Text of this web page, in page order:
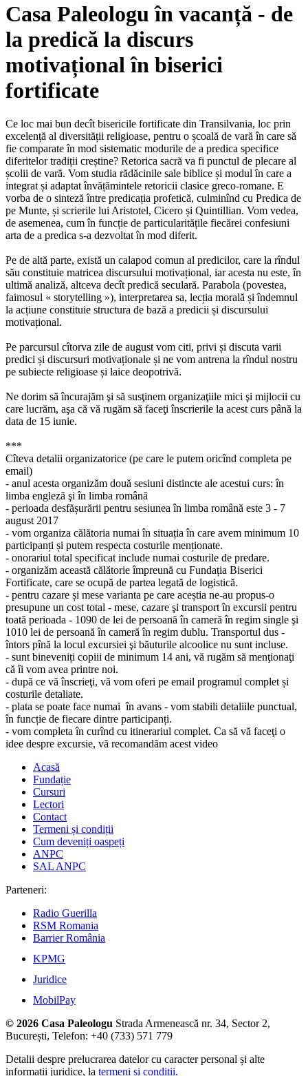
Casa Paleologu în vacanță - de
la predică la discurs
motivațional în biserici
fortificate
Ce loc mai bun decît bisericile fortificate din Transilvania, loc prin
excelență al diversității religioase, pentru o școală de vară în care să
fie comparate în mod sistematic modurile de a predica specifice
diferitelor tradiții creștine? Retorica sacră va fi punctul de plecare al
școlii de vară. Vom studia rădăcinile sale biblice și modul în care a
integrat și adaptat învățămintele retoricii clasice greco-romane. E
vorba de o sinteză între predicația profetică, culminînd cu Predica de
pe Munte, și scrierile lui Aristotel, Cicero și Quintillian. Vom vedea,
de asemenea, cum în funcție de particularitățile fiecărei confesiuni
arta de a predica s-a dezvoltat în mod diferit.
Pe de altă parte, există un calapod comun al predicilor, care la rîndul
său constituie matricea discursului motivațional, iar acesta nu este, în
ultimă analiză, altceva decît predică seculară. Parabola (povestea,
faimosul « storytelling »), interpretarea sa, lecția morală și îndemnul
la acțiune constituie structura de bază a predicii și discursului
motivațional.
Pe parcursul cîtorva zile de august vom citi, privi și discuta varii
predici și discursuri motivaționale și ne vom antrena la rîndul nostru
pe subiecte religioase și laice deopotrivă.
Ne dorim să încurajăm şi să susţinem organizaţiile mici şi mijlocii cu
care lucrăm, aşa că vă rugăm să faceţi înscrierile la acest curs până la
data de 15 iunie.
***
Cîteva detalii organizatorice (pe care le putem oricînd completa pe
email)
- anul acesta organizăm două sesiuni distincte ale acestui curs: în
limba engleză şi în limba română
- perioada desfășurării pentru sesiunea în limba română este 3 - 7
august 2017
- vom organiza călătoria numai în situația în care avem minimum 10
participanți și putem respecta costurile menționate.
- onorariul total specificat include numai costurile de predare.
- organizăm această călătorie împreună cu Fundația Biserici
Fortificate, care se ocupă de partea legată de logistică.
- pentru cazare și mese varianta pe care aceștia ne-au propus-o
presupune un cost total - mese, cazare şi transport în excursii pentru
toată perioada - 1090 de lei de persoană în cameră în regim single şi
1010 lei de persoană în cameră în regim dublu. Transportul dus -
întors pînă la locul excursiei şi băuturile alcoolice nu sunt incluse.
- sunt bineveniți copiii de minimum 14 ani, vă rugăm să menţionaţi
că îi vom avea printre noi.
- după ce vă înscrieţi, vă vom oferi pe email programul complet și
costurile detaliate.
- plata se poate face numai în avans - vom stabili detaliile punctual,
în funcție de fiecare dintre participanți.
- vom completa în curînd cu itinerariul complet. Ca să vă faceţi o
idee despre excursie, vă recomandăm acest video
Acasă
Fundație
Cursuri
Lectori
Contact
Termeni și condiții
Cum deveniți oaspeți
ANPC
SAL ANPC
Parteneri:
Radio Guerilla
RSM Romania
Barrier România
KPMG
Juridice
MobilPay
© 2026 Casa Paleologu Strada Armenească nr. 34, Sector 2,
București, Telefon: +40 (733) 571 779
Detalii despre prelucrarea datelor cu caracter personal și alte
informații juridice, la termeni și condiții.